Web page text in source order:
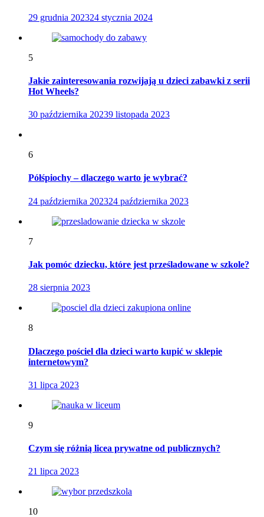
29 grudnia 202324 stycznia 2024
5
Jakie zainteresowania rozwijają u dzieci zabawki z serii
Hot Wheels?
30 października 20239 listopada 2023
6
Półśpiochy – dlaczego warto je wybrać?
24 października 202324 października 2023
7
Jak pomóc dziecku, które jest prześladowane w szkole?
28 sierpnia 2023
8
Dlaczego pościel dla dzieci warto kupić w sklepie
internetowym?
31 lipca 2023
9
Czym się różnią licea prywatne od publicznych?
21 lipca 2023
10